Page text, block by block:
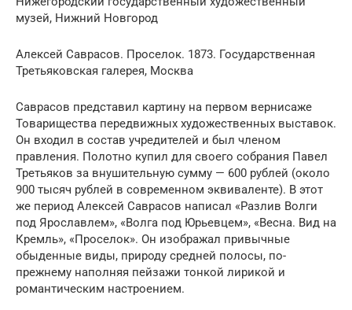
музей, Нижний Новгород
Алексей Саврасов. Проселок. 1873. Государственная
Третьяковская галерея, Москва
Саврасов представил картину на первом вернисаже
Товарищества передвижных художественных выставок.
Он входил в состав учредителей и был членом
правления. Полотно купил для своего собрания Павел
Третьяков за внушительную сумму — 600 рублей (около
900 тысяч рублей в современном эквиваленте). В этот
же период Алексей Саврасов написал «Разлив Волги
под Ярославлем», «Волга под Юрьевцем», «Весна. Вид на
Кремль», «Проселок». Он изображал привычные
обыденные виды, природу средней полосы, по-
прежнему наполняя пейзажи тонкой лирикой и
романтическим настроением.